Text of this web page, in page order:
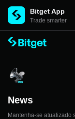
Bitget App
Trade smarter
News
Mantenha-se atualizado